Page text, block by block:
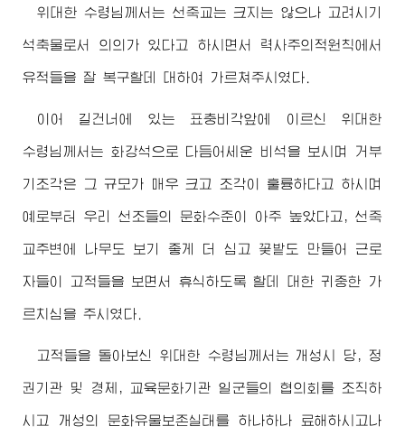
위대한 수령님께서는 선죽교는 크지는 않으나 고려시기
석축물로서 의의가 있다고 하시면서 력사주의적원칙에서
유적들을 잘 복구할데 대하여 가르쳐주시였다.
이어 길건너에 있는 표충비각앞에 이르신 위대한
수령님께서 는 화강석으로 다듬어세운 비석을 보시며 거부
기조각은 그 규모가 매우 크고 조각이 훌륭하다고 하시며
예로부터 우리 선조들의 문화수준이 아주 높았다고, 선죽
교주변에 나무도 보기 좋게 더 심고 꽃밭도 만들어 근로
자들이 고적들을 보면서 휴식하도록 할데 대한 귀중한 가
르치심을 주시였다.
고적들을 돌아보신 위대한 수령님께서 는 개성시 당, 정
권기관 및 경제, 교육문화기관 일군들의 협의회를 조직하
시고 개성의 문화유물보존실태를 하나하나 료해하시고나